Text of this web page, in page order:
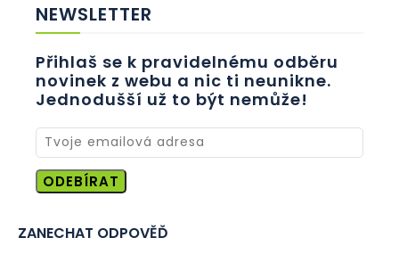
NEWSLETTER
Přihlaš se k pravidelnému odběru
novinek z webu a nic ti neunikne.
Jednodušší už to být nemůže!
ODEBÍRAT
ZANECHAT ODPOVĚĎ